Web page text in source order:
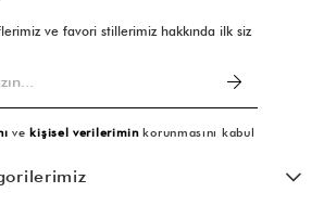
ve favori stillerimiz hakkında ilk siz
vekişisel verileriminkorunmasını kabul